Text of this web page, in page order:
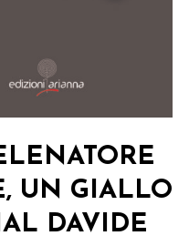
UN GIALLO
DAVIDE